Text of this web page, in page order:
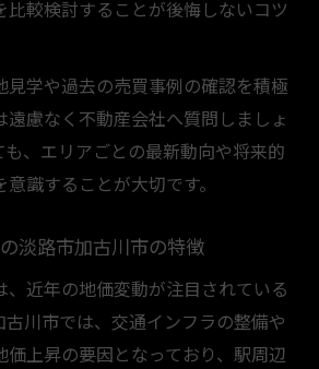
比較検討することが後悔しないコツ
見学や過去の売買事例の確認を積極
遠慮なく不動産会社へ質問しましょ
も、エリアごとの最新動向や将来的
識することが大切です。
淡路市加古川市の特徴
近年の地価変動が注目されている
川市では、交通インフラの整備や
価上昇の要因となっており、駅周辺